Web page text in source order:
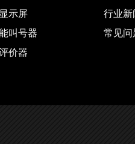
示屏
叫号器
价器
行业新
常见问